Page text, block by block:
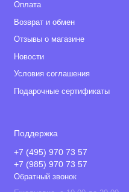
Оплата
Возврат и обмен
Отзывы о магазине
Новости
Условия соглашения
Подарочные сертификаты
Поддержка
+7 (495) 970 73 57
+7 (985) 970 73 57
Обратный звонок